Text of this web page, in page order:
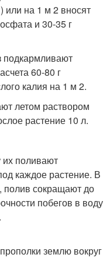
или на 1 м 2 вносят
и 30-35 г
подкармливают
60-80 г
калия на 1 м 2.
летом раствором
растение 10 л.
их поливают
каждое растение. В
полив сокращают до
побегов в воду
землю вокруг